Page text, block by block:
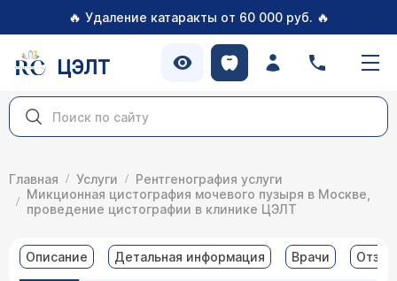
🔥 Удаление катаракты от 60 000 руб. 🔥
ЦЭЛТ
Главная Услуги
Рентгенография услуги
Микционная цистография мочевого пузыря в Москве,
проведение цистографии в клинике ЦЭЛТ
Описание Детальная информация Врачи